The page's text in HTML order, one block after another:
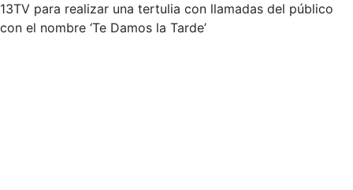
13TV para realizar una tertulia con llamadas del público
con el nombre ‘Te Damos la Tarde’